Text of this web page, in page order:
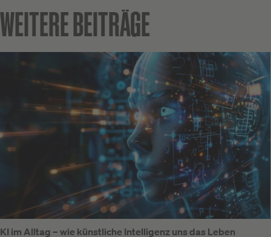
WEITERE BEITRÄGE
KI im Alltag – wie künstliche Intelligenz uns das Leben